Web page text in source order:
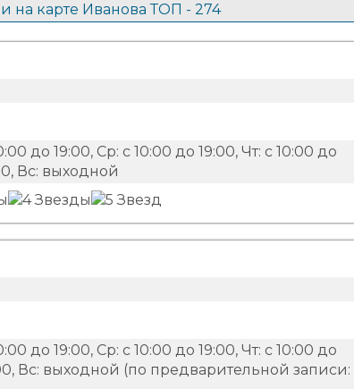
на карте Иванова ТОП - 274
до 19:00, Ср: с 10:00 до 19:00, Чт: с 10:00 до
Вс: выходной
до 19:00, Ср: с 10:00 до 19:00, Чт: с 10:00 до
Вс: выходной (по предварительной записи: